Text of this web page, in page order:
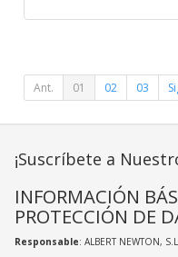
Ant. 01 02 03
¡Suscríbete a
INFORMACIÓN
PROTECCIÓN DE
Responsable: ALBERT NEWTON,